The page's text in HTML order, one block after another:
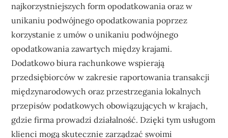
najkorzystniejszych form opodatkowania oraz w
unikaniu podwójnego opodatkowania poprzez
korzystanie z umów o unikaniu podwójnego
opodatkowania zawartych między krajami.
Dodatkowo biura rachunkowe wspierają
przedsiębiorców w zakresie raportowania transakcji
międzynarodowych oraz przestrzegania lokalnych
przepisów podatkowych obowiązujących w krajach,
gdzie firma prowadzi działalność. Dzięki tym usługom
klienci mogą skutecznie zarządzać swoimi